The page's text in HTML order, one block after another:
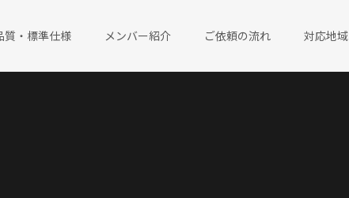
質・標準仕様 メンバー紹介 ご依頼の流れ 対応地域